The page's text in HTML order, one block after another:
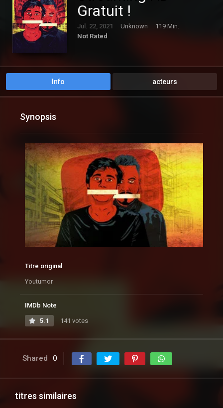
Gratuit !
Jul. 22, 2021 Unknown
119 Min.
Not Rated
Info acteurs
Synopsis
Titre original
Youtumor
IMDb Note
5.1 141 votes
Shared 0
titres similaires